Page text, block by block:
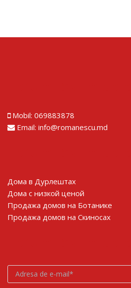
Mobil: 069883878
Email: info@romanescu.md
Дома в Дурлештах
Дома с низкой ценой
Продажа домов на Ботанике
Продажа домов на Скиносах